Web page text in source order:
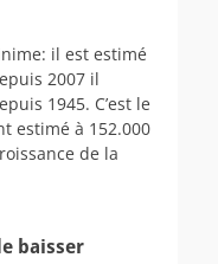
il est estimé
2007 il
1945. C’est le
estimé à 152.000
de la
baisser